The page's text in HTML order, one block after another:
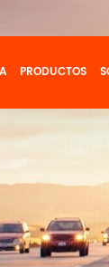
PRODUCTOS